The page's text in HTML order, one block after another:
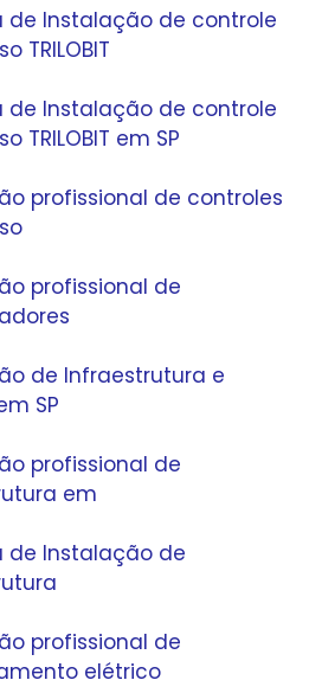
de Instalação de controle
TRILOBIT
de Instalação de controle
TRILOBIT em SP
profissional de controles
profissional de
de Infraestrutura e
SP
profissional de
em
de Instalação de
profissional de
elétrico